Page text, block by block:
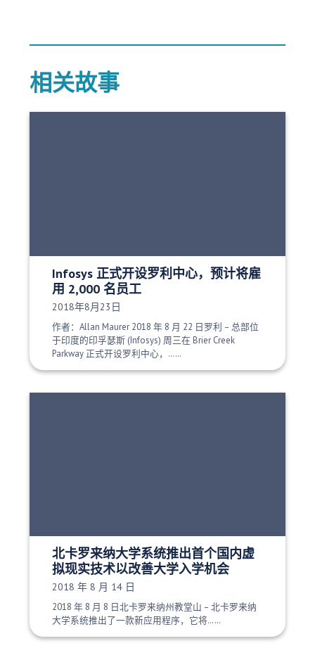
相关故事
Infosys 正式开设罗利中心，预计将雇
用 2,000 名员工
发布日期：
2018年8月23日
作者：Allan Maurer 2018 年 8 月 22 日罗利 – 总部位
于印度的印孚瑟斯 (Infosys) 周三在 Brier Creek
Parkway 正式开设罗利中心，……
北卡罗来纳大学系统推出首个国内虚
拟现实技术以改善大学入学机会
发布日期：
2018 年 8 月 14 日
2018 年 8 月 8 日北卡罗来纳州教堂山 – 北卡罗来纳
大学系统推出了一款新应用程序，它将……